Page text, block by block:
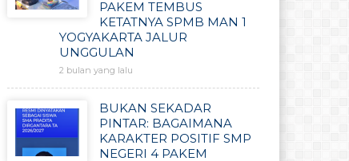
PAKEM TEMBUS
KETATNYA SPMB MAN 1
YOGYAKARTA JALUR
UNGGULAN
2 bulan yang lalu
BUKAN SEKADAR
PINTAR: BAGAIMANA
KARAKTER POSITIF SMP
NEGERI 4 PAKEM